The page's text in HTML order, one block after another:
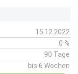
15.12.2022
0 %
90 Tage
bis 6 Wochen